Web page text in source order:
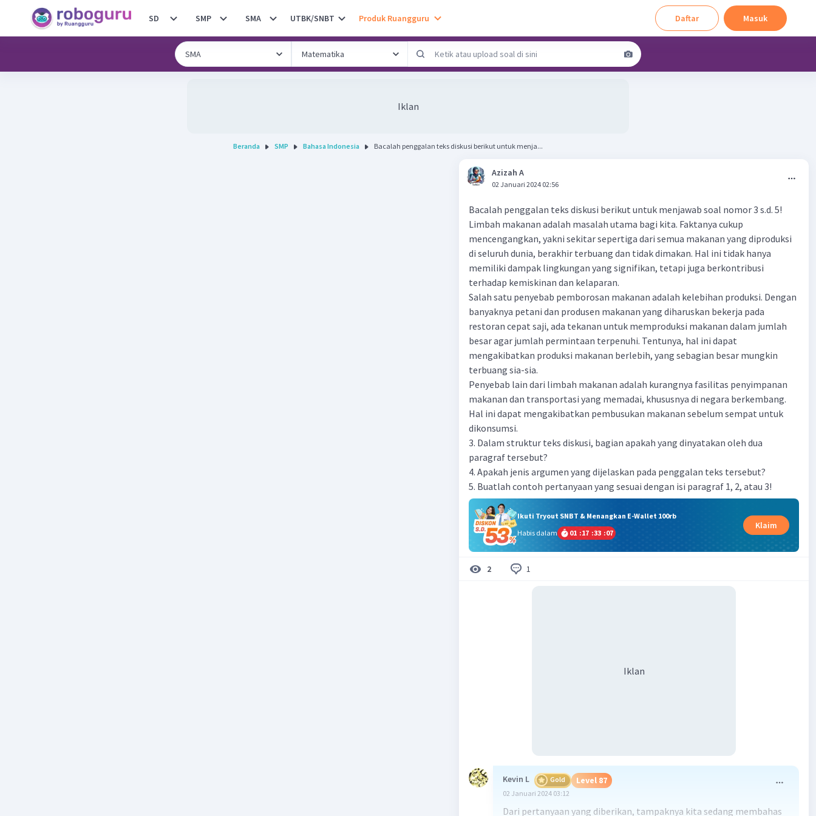
SD SMP SMA UTBK/SNBT Produk Ruangguru Daftar Masuk
Iklan
Beranda SMP Bahasa Indonesia Bacalah penggalan teks diskusi berikut untuk menja...
Azizah A
02 Januari 2024 02:56
Bacalah penggalan teks diskusi berikut untuk menjawab soal nomor 3 s.d. 5!
Limbah makanan adalah masalah utama bagi kita. Faktanya cukup
mencengangkan, yakni sekitar sepertiga dari semua makanan yang diproduksi
di seluruh dunia, berakhir terbuang dan tidak dimakan. Hal ini tidak hanya
memiliki dampak lingkungan yang signifikan, tetapi juga berkontribusi
terhadap kemiskinan dan kelaparan.
Salah satu penyebab pemborosan makanan adalah kelebihan produksi. Dengan
banyaknya petani dan produsen makanan yang diharuskan bekerja pada
restoran cepat saji, ada tekanan untuk memproduksi makanan dalam jumlah
besar agar jumlah permintaan terpenuhi. Tentunya, hal ini dapat
mengakibatkan produksi makanan berlebih, yang sebagian besar mungkin
terbuang sia-sia.
Penyebab lain dari limbah makanan adalah kurangnya fasilitas penyimpanan
makanan dan transportasi yang memadai, khususnya di negara berkembang.
Hal ini dapat mengakibatkan pembusukan makanan sebelum sempat untuk
dikonsumsi.
3. Dalam struktur teks diskusi, bagian apakah yang dinyatakan oleh dua
paragraf tersebut?
4. Apakah jenis argumen yang dijelaskan pada penggalan teks tersebut?
5. Buatlah contoh pertanyaan yang sesuai dengan isi paragraf 1, 2, atau 3!
Ikuti Tryout SNBT & Menangkan E-Wallet 100rb
Habis dalam
01 :17 :33 :06
Klaim
2 1
Iklan
Kevin L Gold Level 87
02 Januari 2024 03:12
Dari pertanyaan yang diberikan, tampaknya kita sedang membahas